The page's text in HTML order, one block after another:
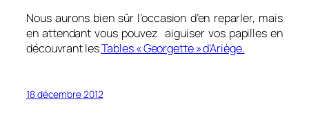
Nous aurons bien sûr l’occasion d’en reparler, mais
en attendant vous pouvez aiguiser vos papilles en
découvrant lesTables « Georgette » d’Ariège.
18 décembre 2012